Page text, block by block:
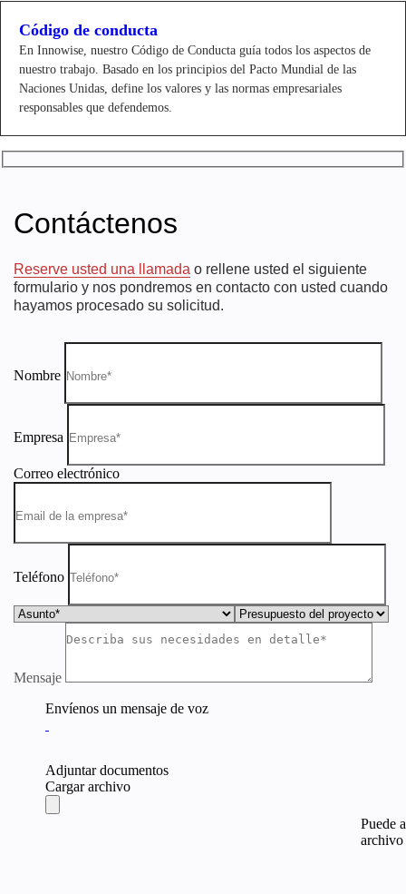
Código de conducta
En Innowise, nuestro Código de Conducta guía todos los aspectos de
nuestro trabajo. Basado en los principios del Pacto Mundial de las
Naciones Unidas, define los valores y las normas empresariales
responsables que defendemos.
Contáctenos
Reserve usted una llamada o rellene usted el siguiente
formulario y nos pondremos en contacto con usted cuando
hayamos procesado su solicitud.
Nombre
Empresa
Correo electrónico
Teléfono
Mensaje
Envíenos un mensaje de voz
Adjuntar documentos
Cargar archivo
Puede